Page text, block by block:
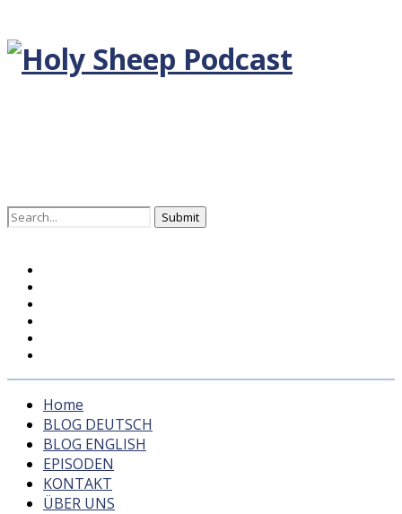
Search
Home
BLOG DEUTSCH
BLOG ENGLISH
EPISODEN
KONTAKT
ÜBER UNS